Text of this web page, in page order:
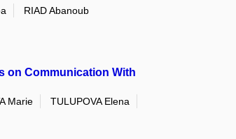
RIAD Abanoub
on Communication With
Marie
TULUPOVA Elena